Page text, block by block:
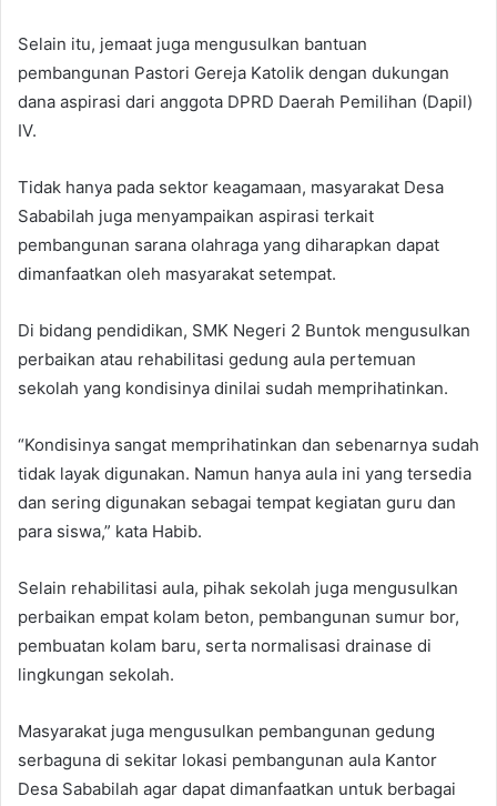
Selain itu, jemaat juga mengusulkan bantuan
pembangunan Pastori Gereja Katolik dengan dukungan
dana aspirasi dari anggota DPRD Daerah Pemilihan (Dapil)
IV.
Tidak hanya pada sektor keagamaan, masyarakat Desa
Sababilah juga menyampaikan aspirasi terkait
pembangunan sarana olahraga yang diharapkan dapat
dimanfaatkan oleh masyarakat setempat.
Di bidang pendidikan, SMK Negeri 2 Buntok mengusulkan
perbaikan atau rehabilitasi gedung aula pertemuan
sekolah yang kondisinya dinilai sudah memprihatinkan.
“Kondisinya sangat memprihatinkan dan sebenarnya sudah
tidak layak digunakan. Namun hanya aula ini yang tersedia
dan sering digunakan sebagai tempat kegiatan guru dan
para siswa,” kata Habib.
Selain rehabilitasi aula, pihak sekolah juga mengusulkan
perbaikan empat kolam beton, pembangunan sumur bor,
pembuatan kolam baru, serta normalisasi drainase di
lingkungan sekolah.
Masyarakat juga mengusulkan pembangunan gedung
serbaguna di sekitar lokasi pembangunan aula Kantor
Desa Sababilah agar dapat dimanfaatkan untuk berbagai